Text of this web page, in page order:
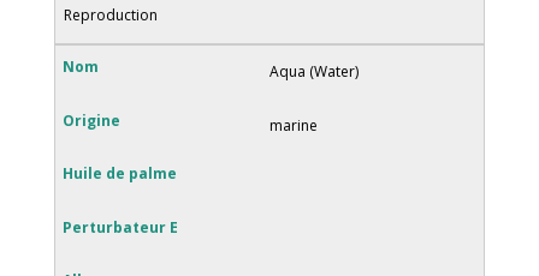
Reproduction
Aqua (Water)
marine